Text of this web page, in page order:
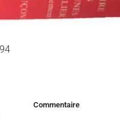
Commentaire